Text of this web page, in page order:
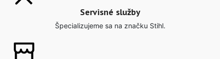
Servisné služby
Špecializujeme sa na značku Stihl.